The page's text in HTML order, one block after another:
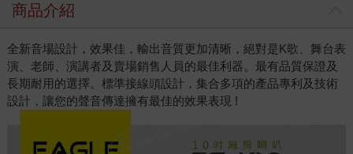
商品介紹
全新音場設計，效果佳，輸出音質更加清晰，絕對是K歌、舞台表
演、老師、演講者及賣場銷售人員的最佳利器。最有品質保證及
長期耐用的選擇。標準接線頭設計，集合多項的產品專利及技術
設計，讓您的聲音傳達擁有最佳的效果表現 !